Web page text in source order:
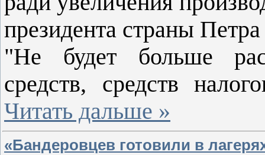
президента страны
"Не будет больше
средств, средств
Читать дальше »
«Бандеровцев готовили в